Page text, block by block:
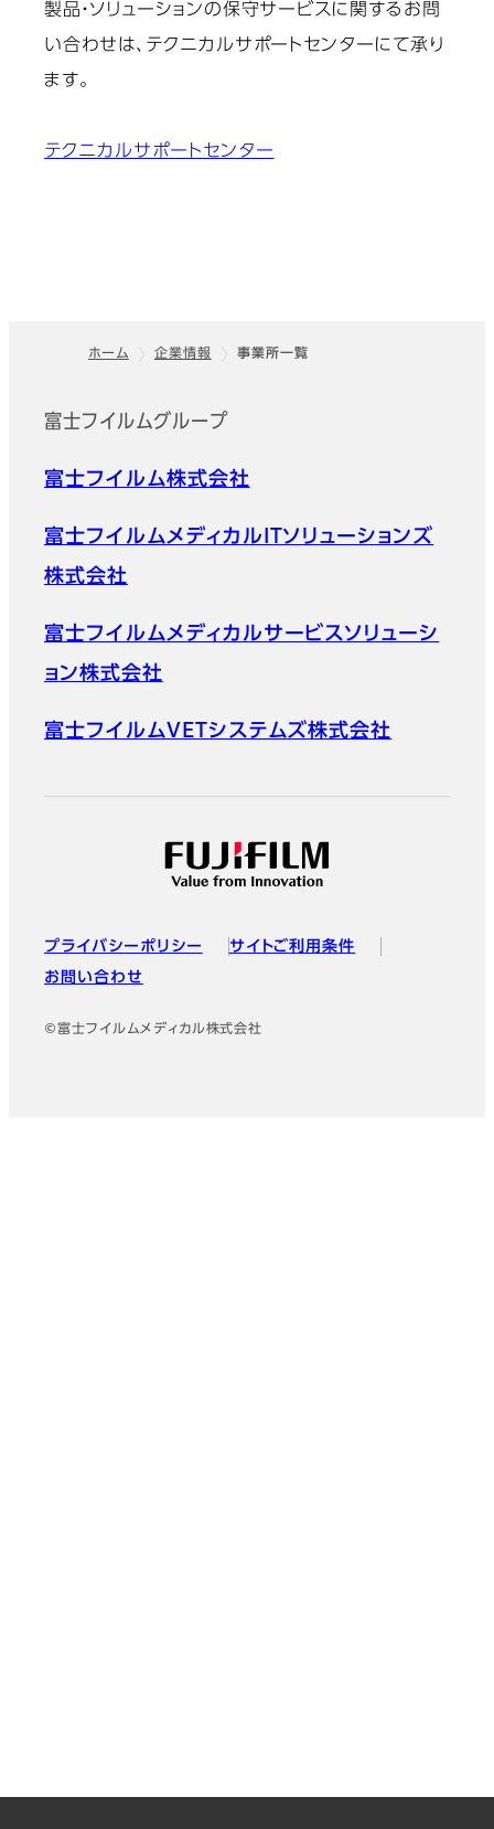
製品・ソリューションの保守サービスに関するお問
い合わせは、テクニカルサポートセンターにて承り
ます。
テクニカルサポートセンター
ホーム 企業情報 事業所一覧
富士フイルムグループ
富士フイルム株式会社
富士フイルムメディカルITソリューションズ
株式会社
富士フイルムメディカルサービスソリューシ
ョン株式会社
富士フイルムVETシステムズ株式会社
プライバシーポリシー
サイトご利用条件
お問い合わせ
©富士フイルムメディカル株式会社